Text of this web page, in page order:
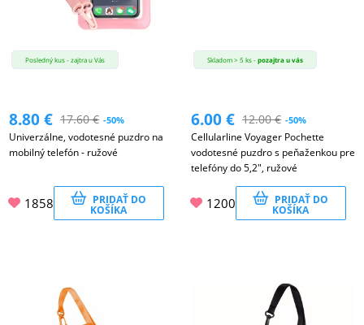
Posledný kus - zajtra u Vás
8.80€ 17.60€ -50%
Univerzálne, vodotesné puzdro na
mobilný telefón - ružové
1858 PRIDAŤ DO
KOŠÍKA
Skladom > 5 ks -pozajtra u vás
6.00€ 12.00€ -50%
Cellularline Voyager Pochette
vodotesné puzdro s peňaženkou pre
telefóny do 5,2", ružové
1200 PRIDAŤ DO
KOŠÍKA